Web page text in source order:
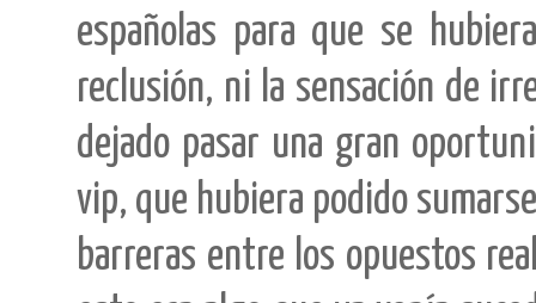
españolas para que se
reclusión, ni la sensación de
dejado pasar una gran
vip, que hubiera podido
barreras entre los opuestos